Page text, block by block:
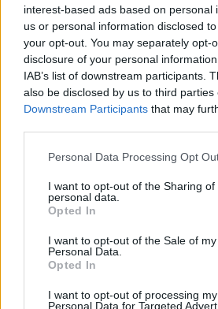
interest-based ads based on personal
us or personal information disclosed
your opt-out. You may separately opt-
disclosure of your personal
IAB’s list of downstream participants.
also be disclosed by us to third parties
Downstream Participants that may
Personal Data Processing Opt
I want to opt-out of the Sharing of
personal data.
Opted In
I want to opt-out of the Sale of my
Personal Data.
Opted In
I want to opt-out of processing my
Personal Data for Targeted